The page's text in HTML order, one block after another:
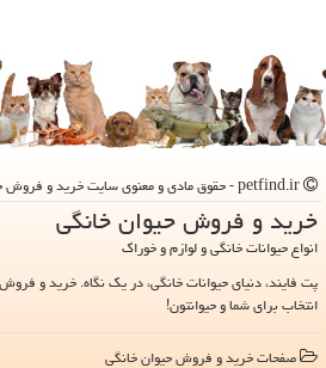
خرید و فروش حیوان خانگی
انواع حیوانات خانگی و لوازم و خوراک
پت فایند، دنیای حیوانات خانگی، در یک نگاه. خرید و
انتخاب برای شما و حیوانتون!
صفحات خرید و فروش حیوان خانگی